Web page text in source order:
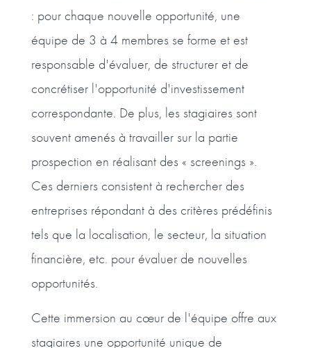
: pour chaque nouvelle opportunité, une
équipe de 3 à 4 membres se forme et est
responsable d'évaluer, de structurer et de
concrétiser l'opportunité d'investissement
correspondante. De plus, les stagiaires sont
souvent amenés à travailler sur la partie
prospection en réalisant des « screenings ».
Ces derniers consistent à rechercher des
entreprises répondant à des critères prédéfinis
tels que la localisation, le secteur, la situation
financière, etc. pour évaluer de nouvelles
opportunités.
Cette immersion au cœur de l'équipe offre aux
stagiaires une opportunité unique de